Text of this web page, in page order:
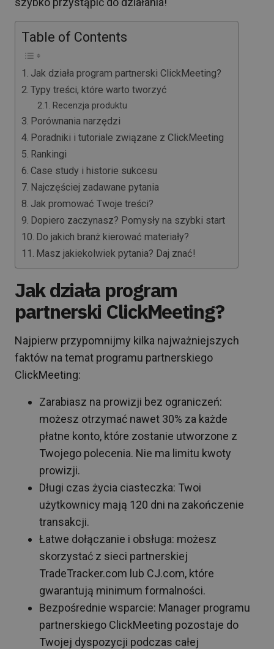
Table of Contents
Jak działa program partnerski ClickMeeting?
Typy treści, które warto tworzyć
Recenzja produktu
Porównania narzędzi
Poradniki i tutoriale związane z ClickMeeting
Rankingi
Case study i historie sukcesu
Najczęściej zadawane pytania
Jak promować Twoje treści?
Dopiero zaczynasz? Pomysły na szybki start
Do jakich branż kierować materiały?
Masz jakiekolwiek pytania? Daj znać!
Jak działa program
partnerski ClickMeeting?
Najpierw przypomnijmy kilka najważniejszych
faktów na temat programu partnerskiego
ClickMeeting:
Zarabiasz na prowizji bez ograniczeń:
możesz otrzymać nawet 30% za każde
płatne konto, które zostanie utworzone z
Twojego polecenia. Nie ma limitu kwoty
prowizji.
Długi czas życia ciasteczka: Twoi
użytkownicy mają 120 dni na zakończenie
transakcji.
Łatwe dołączanie i obsługa: możesz
skorzystać z sieci partnerskiej
TradeTracker.com lub CJ.com, które
gwarantują minimum formalności.
Bezpośrednie wsparcie: Manager programu
partnerskiego ClickMeeting pozostaje do
Twojej dyspozycji podczas całej